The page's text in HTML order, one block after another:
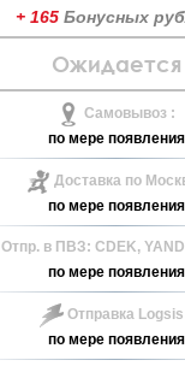
+ 165 Бонусных
Ожидается
Самовывоз :
по мере появления
Доставка по
по мере появления
Отпр. в ПВЗ: CDEK,
по мере появления
Отправка Logsis
по мере появления